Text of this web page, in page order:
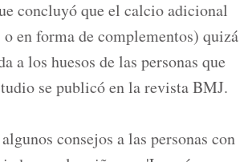
concluyó que el calcio adicional
en forma de complementos) quizá
a los huesos de las personas que
se publicó en la revista BMJ.
consejos a las personas con